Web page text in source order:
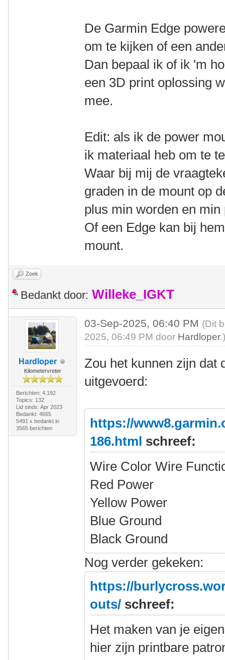
De Garmin Edge
om te kijken of een
Dan bepaal ik of ik 'm
een 3D print oplossing
mee.
Edit: als ik de power
ik materiaal heb om te
Waar bij mij de
graden in de mount op
plus min worden en min
Of een Edge kan bij
mount.
Zoek
Bedankt door: Willeke_IGKT
Hardloper
Kilometervreter
Berichten: 4.192
Topics: 132
Lid sinds: Apr 2023
Bedankt: 4665
5491 x bedankt in
3565 berichten
03-Sep-2025, 06:40 PM (Dit
2025, 06:49 PM door Hardloper
Zou het kunnen zijn dat
uitgevoerd:
https://
186.html schreef:
Wire Color Wire
Red Power
Yellow Power
Blue Ground
Black Ground
Nog verder gekeken:
https://
outs/ schreef:
Het maken van je
hier zijn printbare